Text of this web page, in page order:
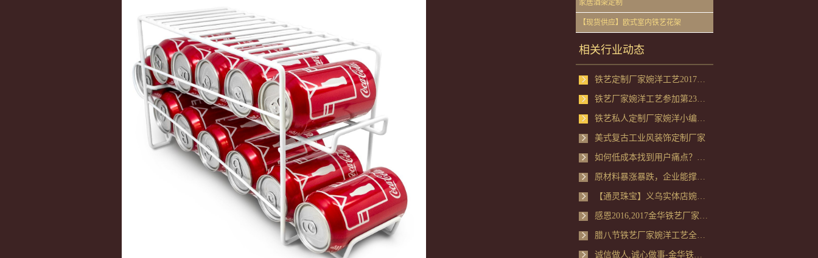
家居酒架定制
【现货供应】欧式室内铁艺花架
相关行业动态
铁艺定制厂家婉洋工艺2017年终总结大会
铁艺厂家婉洋工艺参加第23届义乌国际小商品博览会
铁艺私人定制厂家婉洋小编教你夏季避暑好方法
美式复古工业风装饰定制厂家
如何低成本找到用户痛点？快速解析企业如何给自己的产品定位
原材料暴涨暴跌，企业能撑住吗? --看央视财经评论员单仁老师怎么说
【通灵珠宝】义乌实体店婉洋工艺珠宝道具定制
感恩2016,2017金华铁艺厂家婉洋我们一起
腊八节铁艺厂家婉洋工艺全体员工分享腊八粥
诚信做人,诚心做事-金华铁艺厂家看跨年心得